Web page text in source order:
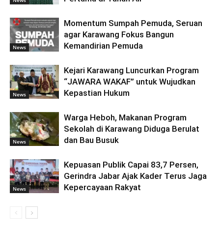
News
Momentum Sumpah Pemuda, Seruan
agar Karawang Fokus Bangun
Kemandirian Pemuda
News
Kejari Karawang Luncurkan Program
“JAWARA WAKAF” untuk Wujudkan
Kepastian Hukum
News
Warga Heboh, Makanan Program
Sekolah di Karawang Diduga Berulat
dan Bau Busuk
News
Kepuasan Publik Capai 83,7 Persen,
Gerindra Jabar Ajak Kader Terus Jaga
Kepercayaan Rakyat